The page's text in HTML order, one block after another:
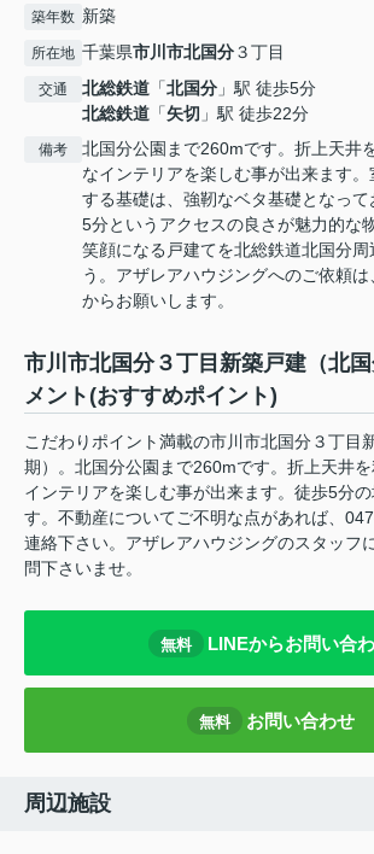
築年数 新築
所在地 千葉県市川市北国分３丁目
交通 北総鉄道 「北国分 」駅 徒歩5分
北総鉄道 「矢切 」駅 徒歩22分
備考
北国分公園まで260mです。折上天井
なインテリアを楽しむ事が出来ます
する基礎は、強靭なベタ基礎となっ
5分というアクセスの良さが魅力的な
笑顔になる戸建てを北総鉄道北国分周
う。アザレアハウジングへのご依頼
からお願いします。
市川市北国分３丁目新築戸建（北
メント(おすすめポイント)
こだわりポイント満載の市川市北国分３丁目
期）。北国分公園まで260mです。折上天井
インテリアを楽しむ事が出来ます。徒歩5分
す。不動産についてご不明な点があれば、
連絡下さい。アザレアハウジングのスタッフ
問下さいませ。
無料 LINEからお問い合
無料 お問い合わせ
周辺施設